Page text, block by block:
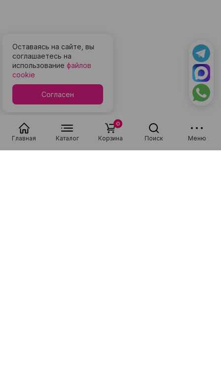
Главная Каталог Корзина
0
Поиск Меню
Оставаясь на сайте, вы
соглашаетесь на
использование файлов
cookie
Согласен